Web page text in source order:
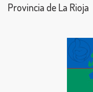
Provincia de La Rioja